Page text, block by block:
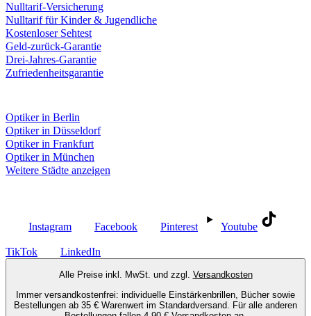
Nulltarif-Versicherung
Nulltarif für Kinder & Jugendliche
Kostenloser Sehtest
Geld-zurück-Garantie
Drei-Jahres-Garantie
Zufriedenheitsgarantie
Optiker in Berlin
Optiker in Düsseldorf
Optiker in Frankfurt
Optiker in München
Weitere Städte anzeigen
Instagram Facebook Pinterest Youtube
TikTok LinkedIn
Alle Preise inkl. MwSt. und zzgl. Versandkosten
Immer versandkostenfrei: individuelle Einstärkenbrillen, Bücher sowie
Bestellungen ab 35 € Warenwert im Standardversand. Für alle anderen